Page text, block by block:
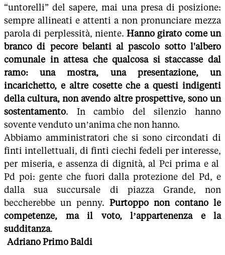
“untorelli” del sapere, mai una presa di posizione:
sempre allineati e attenti a non pronunciare mezza
parola di perplessità, niente.Hanno girato come un
branco di pecore belanti al pascolo sotto l'albero
comunale in attesa che qualcosa si staccasse dal
ramo: una mostra, una presentazione, un
incarichetto, e altre cosette che a questi indigenti
della cultura, non avendo altre prospettive, sono un
sostentamento. In cambio del silenzio hanno
sovente venduto un’anima che non hanno.
Abbiamo amministratori che si sono circondati di
finti intellettuali, di finti ciechi fedeli per interesse,
per miseria, e assenza di dignità, al Pci prima e al
Pd poi: gente che fuori dalla protezione del Pd, e
dalla sua succursale di piazza Grande, non
beccherebbe un penny. Purtoppo non contano le
competenze, ma il voto, l’appartenenza e la
sudditanza.
Adriano Primo Baldi